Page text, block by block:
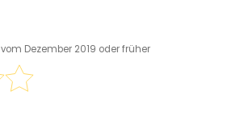
vom Dezember 2019 oder früher